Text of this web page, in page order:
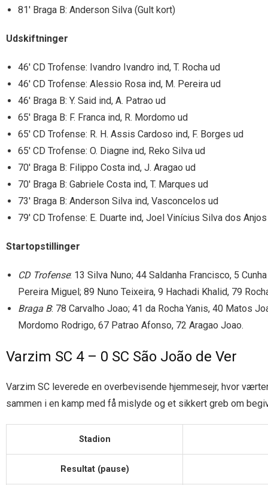
81′ Braga B: Anderson Silva (Gult kort)
Udskiftninger
46′ CD Trofense: Ivandro Ivandro ind, T. Rocha ud
46′ CD Trofense: Alessio Rosa ind, M. Pereira ud
46′ Braga B: Y. Said ind, A. Patrao ud
65′ Braga B: F. Franca ind, R. Mordomo ud
65′ CD Trofense: R. H. Assis Cardoso ind, F. Borges ud
65′ CD Trofense: O. Diagne ind, Reko Silva ud
70′ Braga B: Filippo Costa ind, J. Aragao ud
70′ Braga B: Gabriele Costa ind, T. Marques ud
73′ Braga B: Anderson Silva ind, Vasconcelos ud
79′ CD Trofense: E. Duarte ind, Joel Vinícius Silva dos
Startopstillinger
CD Trofense: 13 Silva Nuno; 44 Saldanha Francisco, 5
Pereira Miguel; 89 Nuno Teixeira, 9 Hachadi Khalid, 79
Braga B: 78 Carvalho Joao; 41 da Rocha Yanis, 40 Matos
Mordomo Rodrigo, 67 Patrao Afonso, 72 Aragao Joao.
Varzim SC 4 – 0 SC São João de Ver
Varzim SC leverede en overbevisende hjemmesejr, hvor
sammen i en kamp med få mislyde og et sikkert greb om
Stadion
Resultat (pause)